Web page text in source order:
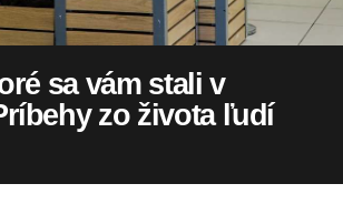
sa vám stali v
zo života ľudí